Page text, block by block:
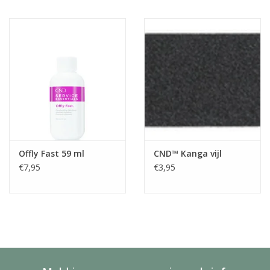
Offly Fast 59 ml
€7,95
CND™ Kanga vijl
€3,95